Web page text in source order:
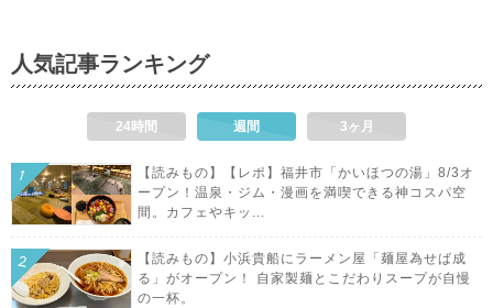
人気記事ランキング
24時間 週間 3ヶ月
【読みもの】【レポ】福井市「かいほつの湯」8/3オ
ープン！温泉・ジム・漫画を満喫できる神コスパ空
間。カフェやキッ...
【読みもの】小浜貴船にラーメン屋「麺屋為せば成
る」がオープン！ 自家製麺とこだわりスープが自慢
の一杯。